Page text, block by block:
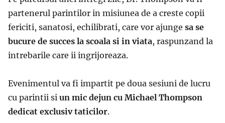
partenerul parintilor in misiunea de a creste copii
fericiti, sanatosi, echilibrati, care vor ajunge sa se
bucure de succes la scoala si in viata, raspunzand la
intrebarile care ii ingrijoreaza.
Evenimentul va fi impartit pe doua sesiuni de lucru
cu parintii si un mic dejun cu Michael Thompson
dedicat exclusiv taticilor.